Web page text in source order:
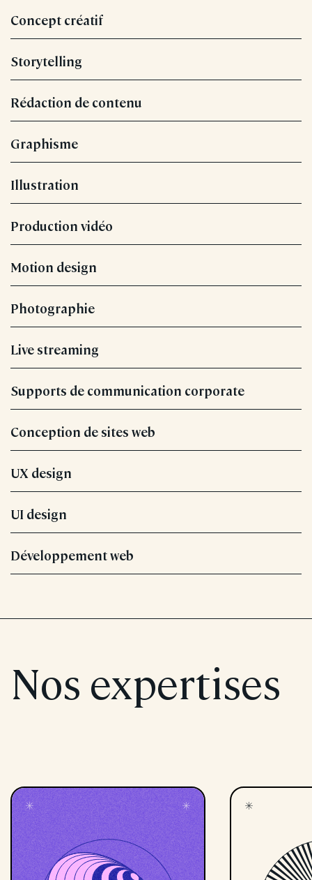
Concept créatif
Storytelling
Rédaction de contenu
Graphisme
Illustration
Production vidéo
Motion design
Photographie
Live streaming
Supports de communication corporate
Conception de sites web
UX design
UI design
Développement web
Nos expertises